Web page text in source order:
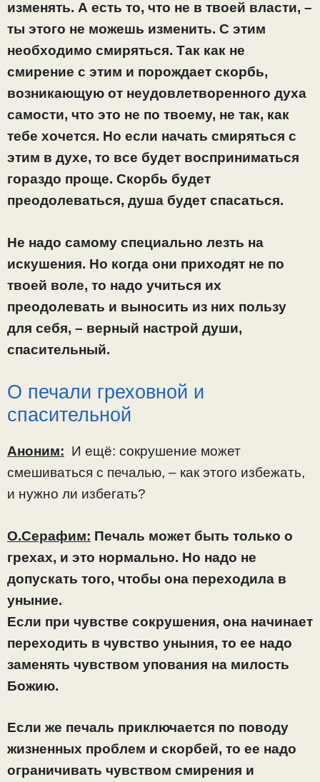
изменять. А есть то, что не в твоей власти, –
ты этого не можешь изменить. С этим
необходимо смиряться. Так как не
смирение с этим и порождает скорбь,
возникающую от неудовлетворенного духа
самости, что это не по твоему, не так, как
тебе хочется. Но если начать смиряться с
этим в духе, то все будет восприниматься
гораздо проще. Скорбь будет
преодолеваться, душа будет спасаться.
Не надо самому специально лезть на
искушения. Но когда они приходят не по
твоей воле, то надо учиться их
преодолевать и выносить из них пользу
для себя, – верный настрой души,
спасительный.
О печали греховной и
спасительной
Аноним: И ещё: сокрушение может
смешиваться с печалью, – как этого избежать,
и нужно ли избегать?
О.Серафим: Печаль может быть только о
грехах, и это нормально. Но надо не
допускать того, чтобы она переходила в
уныние.
Если при чувстве сокрушения, она начинает
переходить в чувство уныния, то ее надо
заменять чувством упования на милость
Божию.
Если же печаль приключается по поводу
жизненных проблем и скорбей, то ее надо
ограничивать чувством смирения и